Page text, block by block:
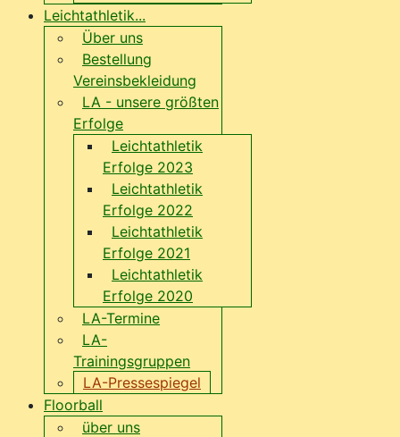
Leichtathletik...
Über uns
Bestellung
Vereinsbekleidung
LA - unsere größten
Erfolge
Leichtathletik
Erfolge 2023
Leichtathletik
Erfolge 2022
Leichtathletik
Erfolge 2021
Leichtathletik
Erfolge 2020
LA-Termine
LA-
Trainingsgruppen
LA-Pressespiegel
Floorball
über uns